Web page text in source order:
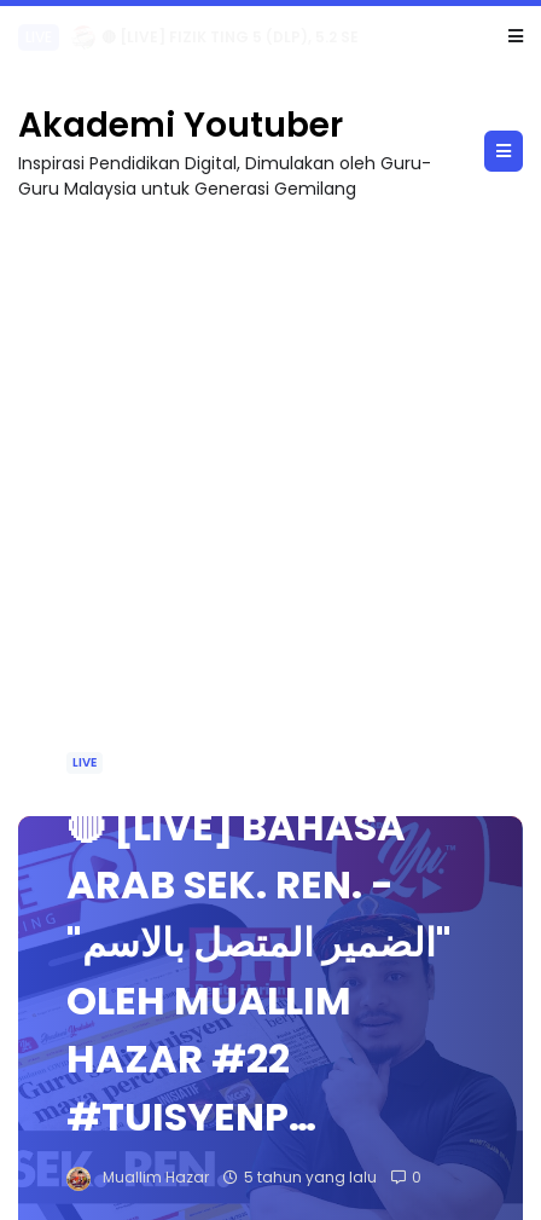
Akademi Youtuber
Inspirasi Pendidikan Digital, Dimulakan oleh Guru-
Guru Malaysia untuk Generasi Gemilang
LIVE
🔴 [LIVE] BAHASA
ARAB SEK. REN. -
"الضمير المتصل بالاسم"
OLEH MUALLIM
HAZAR #22
#TUISYENP…
Muallim Hazar 5 tahun yang lalu 0